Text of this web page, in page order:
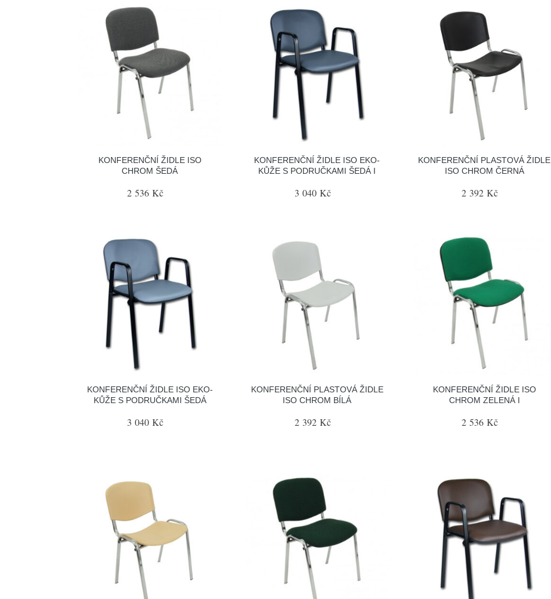
KONFERENČNÍ ŽIDLE ISO
CHROM ŠEDÁ
2 536 Kč
KONFERENČNÍ ŽIDLE ISO EKO-
KŮŽE S PODRUČKAMI ŠEDÁ I
3 040 Kč
KONFERENČNÍ PLASTOVÁ ŽIDLE
ISO CHROM ČERNÁ
2 392 Kč
KONFERENČNÍ ŽIDLE ISO EKO-
KŮŽE S PODRUČKAMI ŠEDÁ
3 040 Kč
KONFERENČNÍ PLASTOVÁ ŽIDLE
ISO CHROM BÍLÁ
2 392 Kč
KONFERENČNÍ ŽIDLE ISO
CHROM ZELENÁ I
2 536 Kč